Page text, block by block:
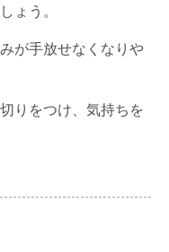
ょう。
が手放せなくなりや
りをつけ、気持ちを